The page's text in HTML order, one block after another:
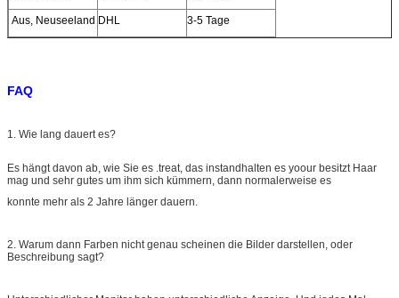
Aus, Neuseeland DHL 3-5 Tage
FAQ
1. Wie lang dauert es?
Es hängt davon ab, wie Sie es .treat, das instandhalten es yoour besitzt Haar
mag und sehr gutes um ihm sich kümmern, dann normalerweise es
konnte mehr als 2 Jahre länger dauern.
2. Warum dann Farben nicht genau scheinen die Bilder darstellen, oder
Beschreibung sagt?